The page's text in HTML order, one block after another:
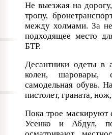
Не выезжая на
тропу,
между холмами. За
подходящее место
БТР.
Десантники одеты в
колен, шаровары,
самодельная обувь.
пистолет, граната,
Пока трое маскируют
Усенко и Абдул,